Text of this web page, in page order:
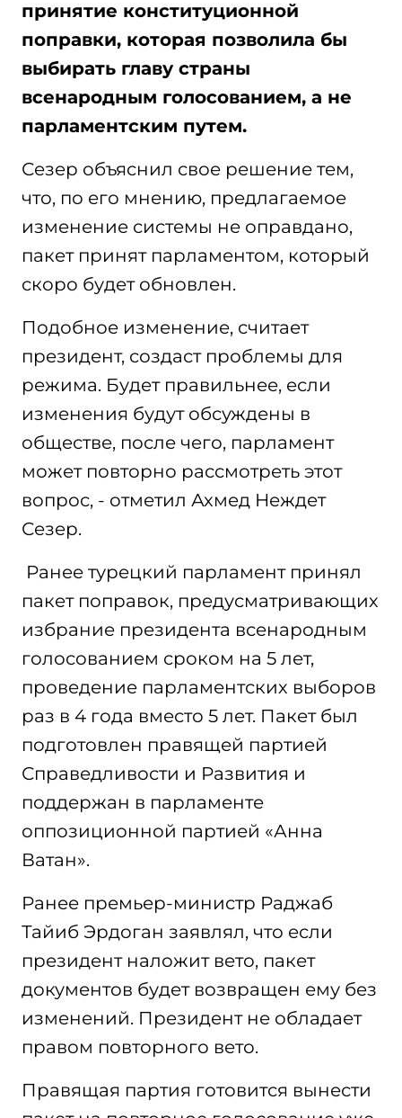
принятие конституционной
поправки, которая позволила бы
выбирать главу страны
всенародным голосованием, а не
парламентским путем.
Сезер объяснил свое решение тем,
что, по его мнению, предлагаемое
изменение системы не оправдано,
пакет принят парламентом, который
скоро будет обновлен.
Подобное изменение, считает
президент, создаст проблемы для
режима. Будет правильнее, если
изменения будут обсуждены в
обществе, после чего, парламент
может повторно рассмотреть этот
вопрос, - отметил Ахмед Неждет
Сезер.
Ранее турецкий парламент принял
пакет поправок, предусматривающих
избрание президента всенародным
голосованием сроком на 5 лет,
проведение парламентских выборов
раз в 4 года вместо 5 лет. Пакет был
подготовлен правящей партией
Справедливости и Развития и
поддержан в парламенте
оппозиционной партией «Анна
Ватан».
Ранее премьер-министр Раджаб
Тайиб Эрдоган заявлял, что если
президент наложит вето, пакет
документов будет возвращен ему без
изменений. Президент не обладает
правом повторного вето.
Правящая партия готовится вынести